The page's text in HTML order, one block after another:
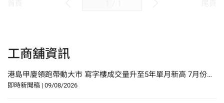
工商舖資訊
港島甲廈領跑帶動大市 寫字樓成交量升至5年單月新高 7月份工商舖買賣成交錄430宗 連續3月維持逾400宗
即時新聞稿 | 09/08/2026